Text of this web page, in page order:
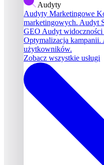
Audyty
Audyty Marketingowe
marketingowych. Audyt
GEO Audyt
Optymalizacja kampanii.
użytkowników.
Zobacz wszystkie usługi